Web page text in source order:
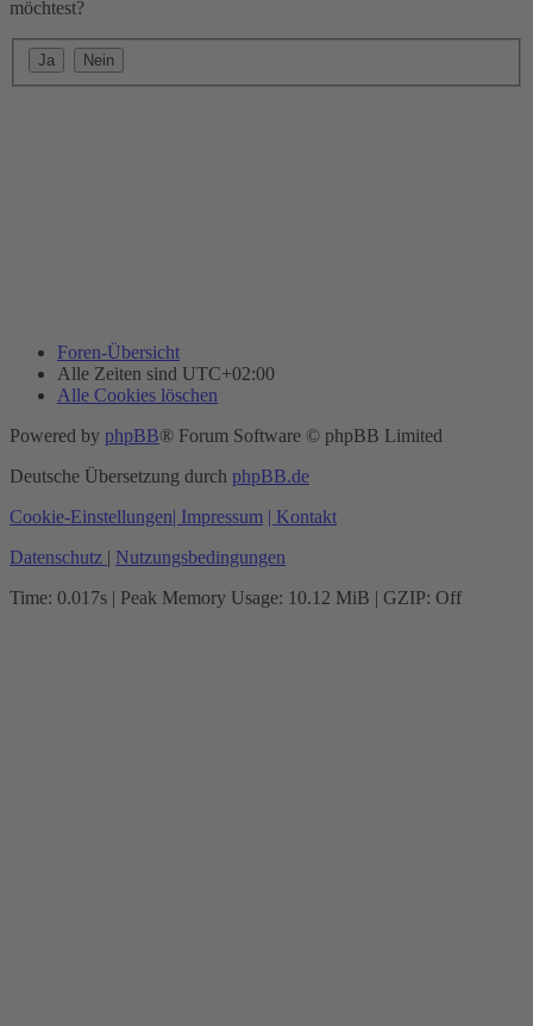
möchtest?
Foren-Übersicht
Alle Zeiten sind UTC+02:00
Alle Cookies löschen
Powered by phpBB® Forum Software © phpBB Limited
Deutsche Übersetzung durch phpBB.de
Cookie-Einstellungen| Impressum | Kontakt
Datenschutz | Nutzungsbedingungen
Time: 0.017s | Peak Memory Usage: 10.12 MiB | GZIP: Off